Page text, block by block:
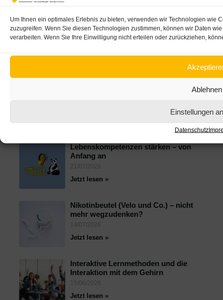
Um Ihnen ein optimales Erlebnis zu bieten, verwenden wir Technologien wie
zuzugreifen. Wenn Sie diesen Technologien zustimmen, können wir Daten
verarbeiten. Wenn Sie Ihre Einwilligung nicht erteilen oder zurückziehen,
Ablehnen
Einstellungen
Datenschutz
Jetzt lesen »
Lebenskompetenzen stärken – von
Anfang an
21/07/2026
Jetzt lesen »
Nikotinbeutel (Velo und Co.) – nicht
mehr wegzudenken?
14/07/2026
Jetzt lesen »
Interaktive Lernmethoden und die
Interaktion mit dem Gehirn
15/06/2026
Jetzt lesen »